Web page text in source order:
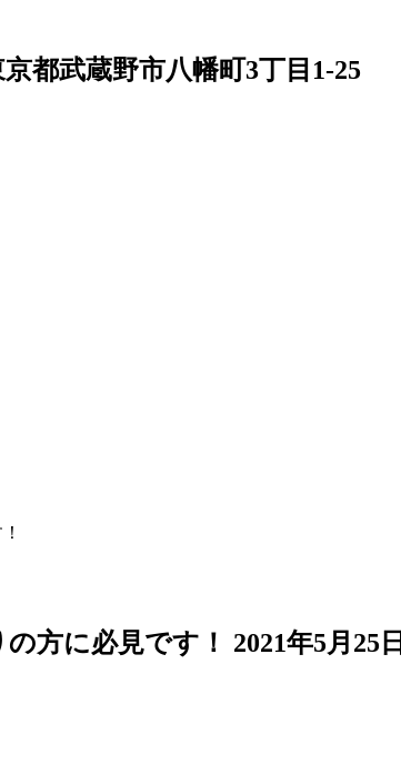
都武蔵野市八幡町3丁目1-25
方に必見です！
2021年5月25日